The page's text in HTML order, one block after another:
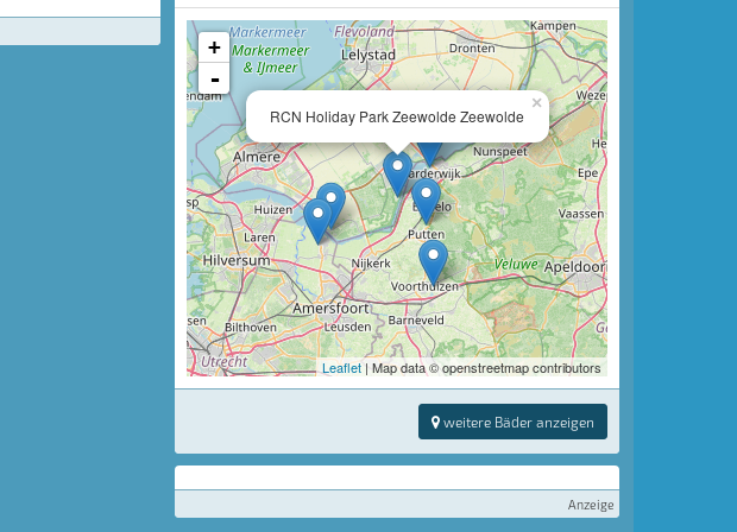
×
RCN Holiday Park Zeewolde Zeewolde
+
-
Leaflet| Map data © openstreetmap contributors
weitere Bäder anzeigen
Anzeige